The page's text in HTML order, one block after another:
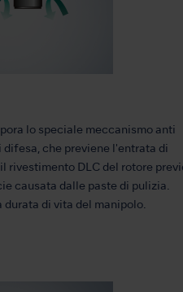
lo speciale meccanismo anti
che previene l'entrata di
rivestimento DLC del rotore
causata dalle paste di pulizia.
di vita del manipolo.